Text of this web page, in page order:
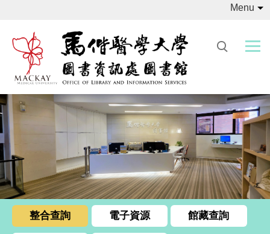
主
要
容
區
Menu
整合查詢 電子資源 館藏查詢